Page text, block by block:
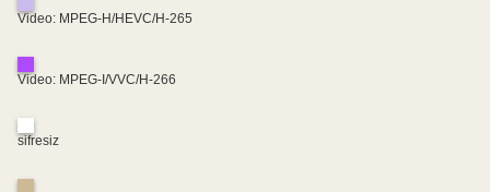
Video: MPEG-H/HEVC/H-265
Video: MPEG-I/VVC/H-266
sifresiz